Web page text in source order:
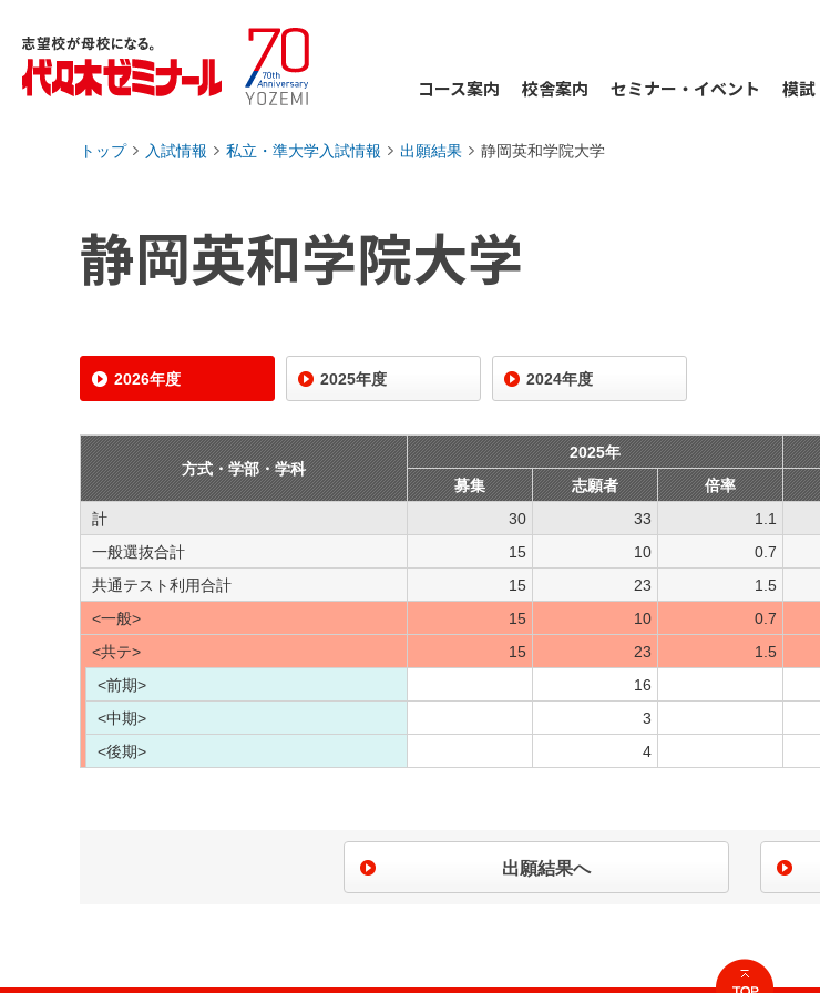
コース案内 校舎案内 セミナー・イベント 模試
トップ 入試情報 私立・準大学入試情報 出願結果 静岡英和学院大学
静岡英和学院大学
2026年度 2025年度 2024年度
方式・学部・学科
2025年
募集
志願者 倍率
計
30 33 1.1
一般選抜合計
15 10 0.7
共通テスト利用合計
15 23 1.5
<一般>
15 10 0.7
<共テ>
15 23 1.5
<前期>
16
<中期>
3
<後期>
4
出願結果へ